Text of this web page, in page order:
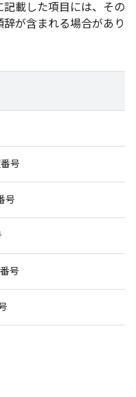
記載した項目には、その
が含まれる場合があり
号
号
号